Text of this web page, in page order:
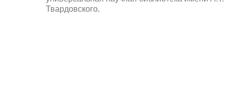
Твардовского.